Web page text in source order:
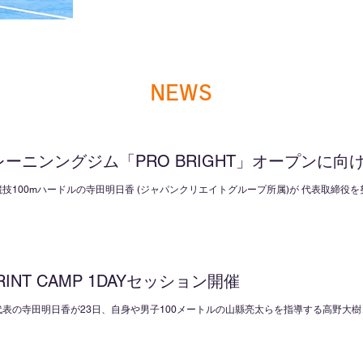
​NEWS
ーニンングジム「PRO BRIGHT」オープンに向
スタート
技100mハードルの寺田明日香 (ジャパンクリエイトグループ所属)が 代表取締役
CAMP 1DAYセッション開催
表の寺田明日香が23日、自身や男子100メートルの山縣亮太らを指導する高野大